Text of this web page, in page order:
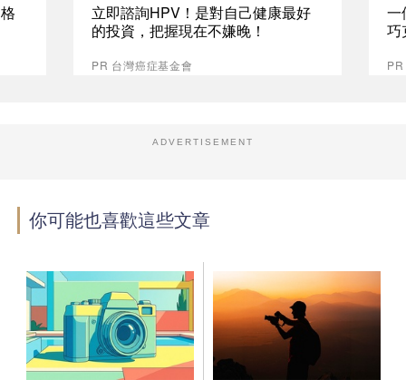
立即諮詢HPV！是對自己健康最好
的投資，把握現在不嫌晚！
PR 台灣癌症基金會
一
巧
ADVERTISEMENT
你可能也喜歡這些文章